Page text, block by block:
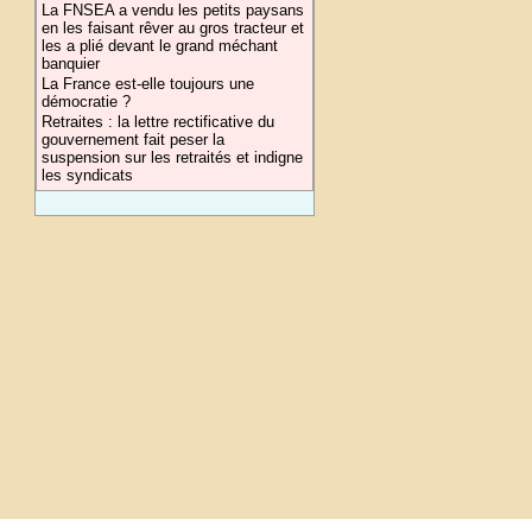
La FNSEA a vendu les petits paysans
en les faisant rêver au gros tracteur et
les a plié devant le grand méchant
banquier
La France est-elle toujours une
démocratie ?
Retraites : la lettre rectificative du
gouvernement fait peser la
suspension sur les retraités et indigne
les syndicats